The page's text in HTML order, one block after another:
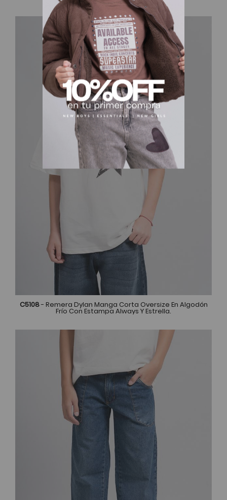
C5108- Remera Dylan Manga Corta Oversize En Algodón
Frío Con Estampa Always Y Estrella.